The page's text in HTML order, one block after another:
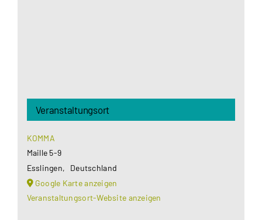
Veranstaltungsort
KOMMA
Maille 5-9
Esslingen,
Deutschland
Google Karte anzeigen
Veranstaltungsort-Website anzeigen